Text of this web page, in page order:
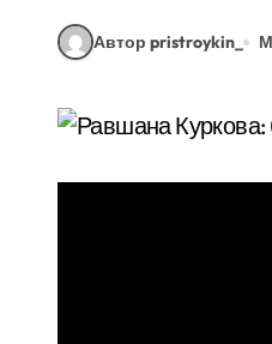
Автор pristroykin_